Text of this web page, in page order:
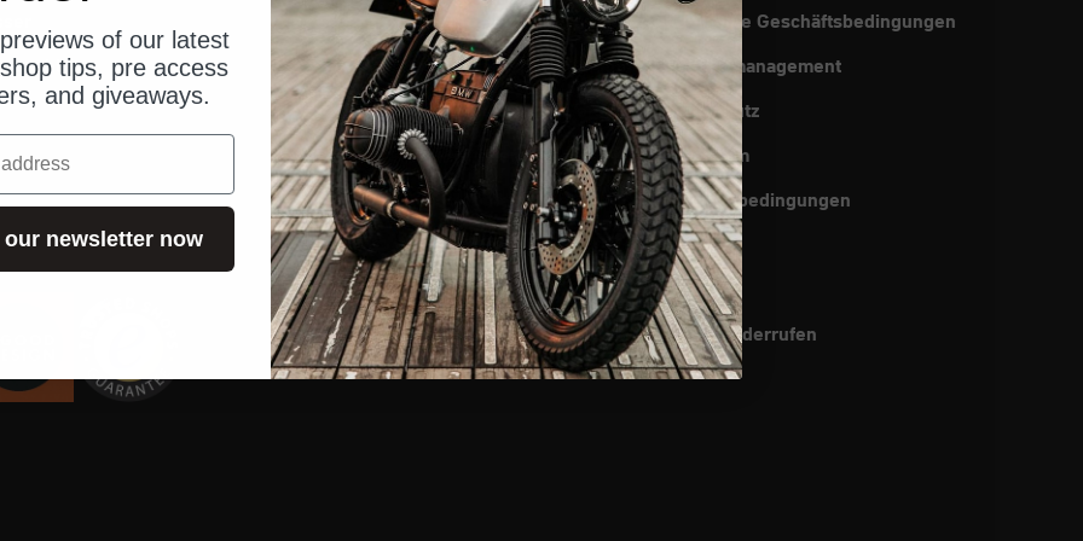
Blog
Bedienungsanleitungen
Bestellung & Versand
Händleranfrage
Händlersuche
US Shop
Kontakt
FAQ
Allgemeine Geschäftsbedingungen
Qualitätsmanagement
Datenschutz
Impressum
Rückgabebedingungen
Cookies
Patente
Vertrag widerrufen
of our latest
tips, pre access
and giveaways.
newsletter now